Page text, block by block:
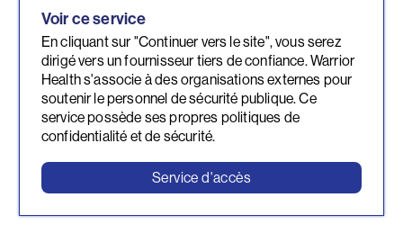
Voir ce service
En cliquant sur "Continuer vers le site", vous serez
dirigé vers un fournisseur tiers de confiance. Warrior
Health s'associe à des organisations externes pour
soutenir le personnel de sécurité publique. Ce
service possède ses propres politiques de
confidentialité et de sécurité.
Service d'accès